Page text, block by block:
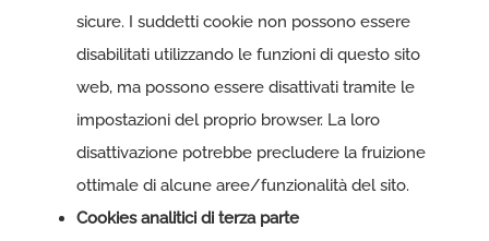
sicure. I suddetti cookie non possono essere
disabilitati utilizzando le funzioni di questo sito
web, ma possono essere disattivati tramite le
impostazioni del proprio browser. La loro
disattivazione potrebbe precludere la fruizione
ottimale di alcune aree/funzionalità del sito.
Cookies analitici di terza parte